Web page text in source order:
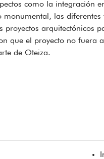
como la integración
monumental, las
proyectos arquitectónicos
que el proyecto no fuera
de Oteiza.